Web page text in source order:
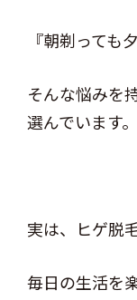
『朝剃っても
そんな悩みを
選んでいます。
実は、ヒゲ脱
毎日の生活を